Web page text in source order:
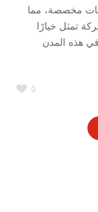
مخصصة، مما
تمثل خيارًا
هذه المدن
0